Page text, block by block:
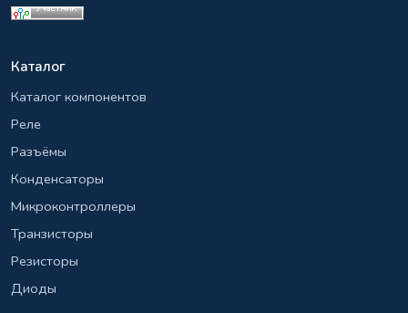
Каталог
Каталог компонентов
Реле
Разъёмы
Конденсаторы
Микроконтроллеры
Транзисторы
Резисторы
Диоды